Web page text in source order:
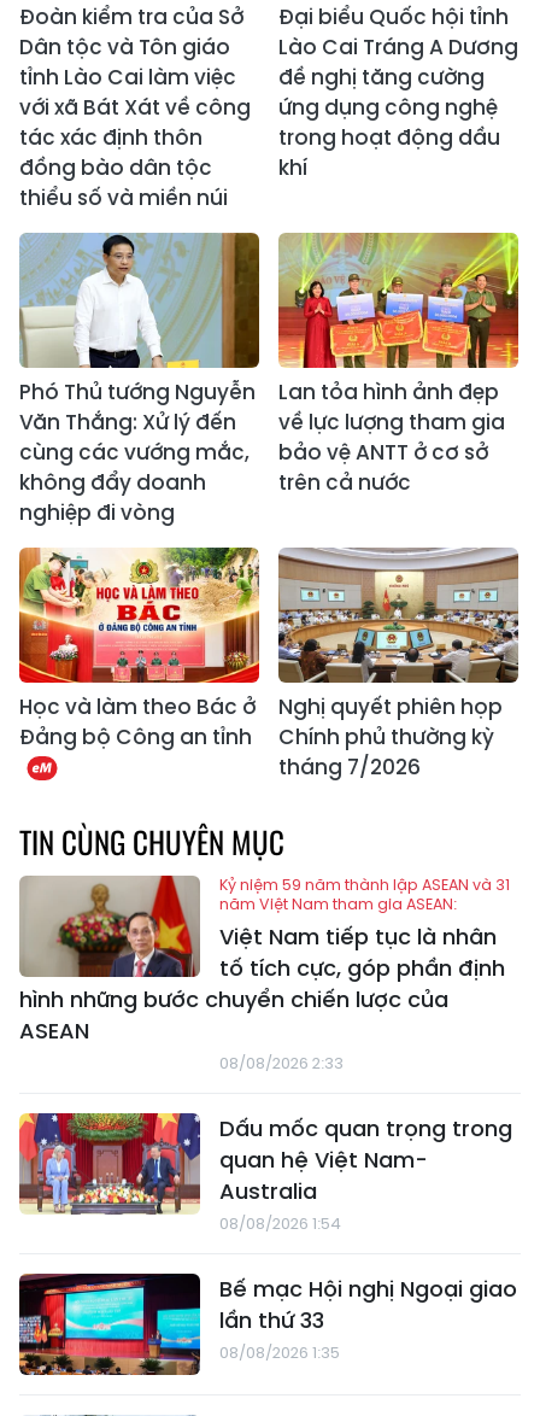
Đoàn kiểm tra của Sở
Dân tộc và Tôn giáo
tỉnh Lào Cai làm việc
với xã Bát Xát về công
tác xác định thôn
đồng bào dân tộc
thiểu số và miền núi
Đại biểu Quốc hội tỉnh
Lào Cai Tráng A Dương
đề nghị tăng cường
ứng dụng công nghệ
trong hoạt động dầu
khí
Phó Thủ tướng Nguyễn
Văn Thắng: Xử lý đến
cùng các vướng mắc,
không đẩy doanh
nghiệp đi vòng
Lan tỏa hình ảnh đẹp
về lực lượng tham gia
bảo vệ ANTT ở cơ sở
trên cả nước
Học và làm theo Bác ở
Đảng bộ Công an tỉnh
Nghị quyết phiên họp
Chính phủ thường kỳ
tháng 7/2026
TIN CÙNG CHUYÊN MỤC
Kỷ niệm 59 năm thành lập ASEAN và 31
năm Việt Nam tham gia ASEAN:
Việt Nam tiếp tục là nhân
tố tích cực, góp phần định
hình những bước chuyển chiến lược của
ASEAN
08/08/2026 2:33
Dấu mốc quan trọng trong
quan hệ Việt Nam-
Australia
08/08/2026 1:54
Bế mạc Hội nghị Ngoại giao
lần thứ 33
08/08/2026 1:35